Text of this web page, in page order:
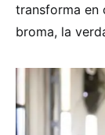
transforma en
broma, la